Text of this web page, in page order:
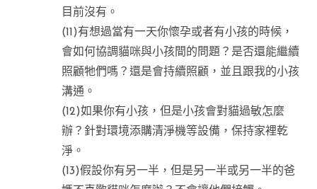
目前沒有。
(11)有想過當有一天你懷孕或者有小孩的時候，
會如何協調貓咪與小孩間的問題？是否還能繼續
照顧牠們嗎？還是會持續照顧，並且跟我的小孩
溝通。
(12)如果你有小孩，但是小孩會對貓過敏怎麼
辦？針對環境添購清淨機等設備，保持家裡乾
淨。
(13)假設你有另一半，但是另一半或另一半的爸